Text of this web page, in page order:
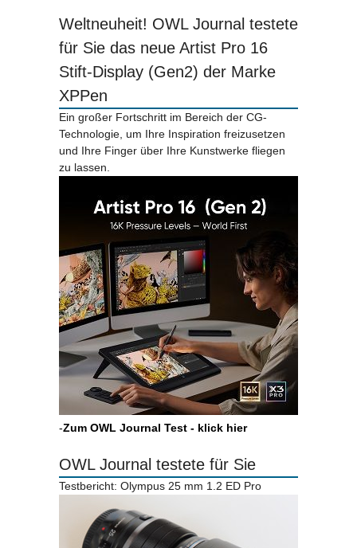
Weltneuheit! OWL Journal testete
für Sie das neue Artist Pro 16
Stift-Display (Gen2) der Marke
XPPen
Ein großer Fortschritt im Bereich der CG-
Technologie, um Ihre Inspiration freizusetzen
und Ihre Finger über Ihre Kunstwerke fliegen
zu lassen.
-Zum OWL Journal Test - klick hier
OWL Journal testete für Sie
Testbericht: Olympus 25 mm 1.2 ED Pro